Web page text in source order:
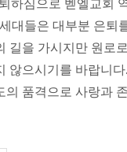
하심으로 벧엘교회
대들은 대부분 은퇴
길을 가시지만 원로
않으시기를 바랍니
품격으로 사랑과